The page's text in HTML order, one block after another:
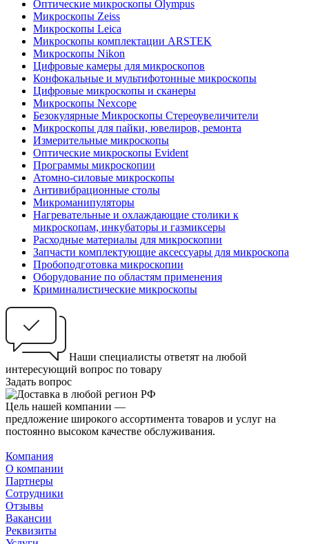
Оптические микроскопы Olympus
Микроскопы Zeiss
Микроскопы Leica
Микроскопы комплектации ARSTEK
Микроскопы Nikon
Цифровые камеры для микроскопов
Конфокальные и мультифотонные микроскопы
Цифровые микроскопы и сканеры
Микроскопы Nexcope
Безокулярные Микроскопы Стереоувеличители
Микроскопы для пайки, ювелиров, ремонта
Измерительные микроскопы
Оптические микроскопы Evident
Программы микроскопии
Атомно-силовые микроскопы
Антивибрационные столы
Микроманипуляторы
Нагревательные и охлаждающие столики к
микроскопам, инкубаторы и газмиксеры
Расходные материалы для микроскопии
Запчасти комплектующие аксессуары для микроскопа
Пробоподготовка микроскопии
Оборудование по областям применения
Криминалистические микроскопы
Наши специалисты ответят на любой
интересующий вопрос по товару
Задать вопрос
Цель нашей компании —
предложение широкого ассортимента товаров и услуг на
постоянно высоком качестве обслуживания.
Компания
О компании
Партнеры
Сотрудники
Отзывы
Вакансии
Реквизиты